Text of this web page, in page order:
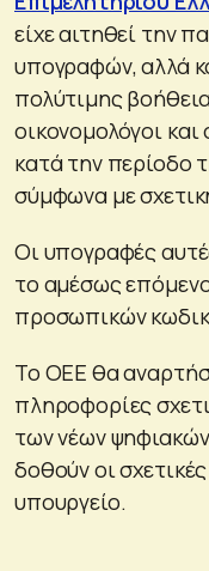
είχε αιτηθεί την
υπογραφών, αλλά
πολύτιμης
οικονομολόγοι και
κατά την περίοδο
σύμφωνα με
Οι υπογραφές
το αμέσως
προσωπικών
Το ΟΕΕ θα
πληροφορίες
των νέων
δοθούν οι
υπουργείο.